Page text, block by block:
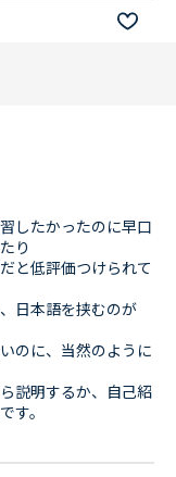
したかったのに早口
り
と低評価つけられて
日本語を挟むのが
のに、当然のように
説明するか、自己紹
す。